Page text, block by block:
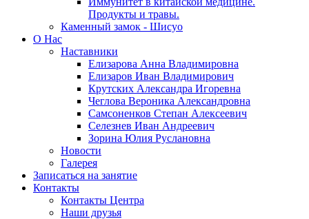
Продукты и травы.
Каменный замок - Шисуо
O Нас
Наставники
Елизарова Анна Владимировна
Елизаров Иван Владимирович
Крутских Александра Игоревна
Чеглова Вероника Александровна
Самсоненков Степан Алексеевич
Селезнев Иван Андреевич
Зорина Юлия Руслановна
Новости
Галерея
Записаться на занятие
Контакты
Контакты Центра
Наши друзья